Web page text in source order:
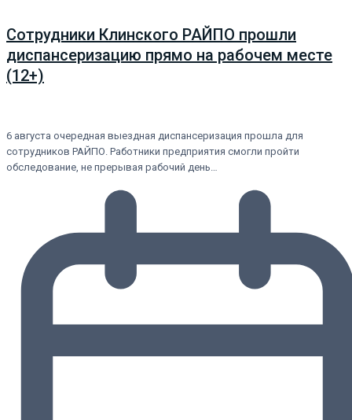
Сотрудники Клинского РАЙПО прошли
диспансеризацию прямо на рабочем месте
(12+)
6 августа очередная выездная диспансеризация прошла для
сотрудников РАЙПО. Работники предприятия смогли пройти
обследование, не прерывая рабочий день…